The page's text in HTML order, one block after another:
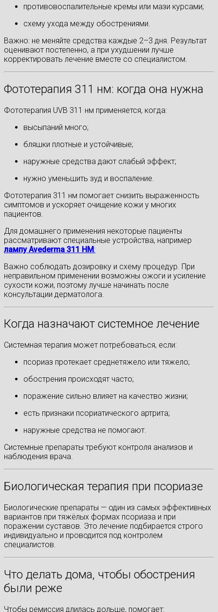
противовоспалительные кремы или мази курсами;
схему ухода между обострениями.
Важно: не меняйте средства каждые 2–3 дня. Результат
оценивают постепенно, а при ухудшении лучше
корректировать лечение вместе со специалистом.
Фототерапия 311 нм: когда она нужна
Фототерапия UVB 311 нм применяется, когда:
высыпаний много;
бляшки плотные и устойчивые;
наружные средства дают слабый эффект;
нужно уменьшить зуд и воспаление.
Фототерапия 311 нм помогает снизить выраженность
симптомов и ускоряет очищение кожи у многих
пациентов.
Для домашнего применения некоторые пациенты
рассматривают специальные устройства, например
лампу Avederma 311 HM:
Важно соблюдать дозировку и схему процедур. При
неправильном применении возможны ожоги и усиление
сухости кожи, поэтому лучше начинать после
консультации дерматолога.
Когда назначают системное лечение
Системная терапия может потребоваться, если:
псориаз протекает среднетяжело или тяжело;
обострения происходят часто;
поражение сильно влияет на качество жизни;
есть признаки псориатического артрита;
наружные средства не помогают.
Системные препараты требуют контроля анализов и
наблюдения врача.
Биологическая терапия при псориазе
Биологические препараты — один из самых эффективных
вариантов при тяжёлых формах псориаза и при
поражении суставов. Это лечение подбирается строго
индивидуально и проводится под контролем
специалистов.
Что делать дома, чтобы обострения
были реже
Чтобы ремиссия длилась дольше, помогает: